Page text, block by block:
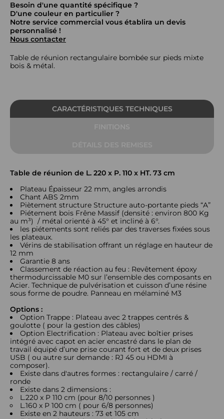
Besoin d'une quantité spécifique ?
D'une couleur en particulier ?
Notre service commercial vous établira un devis
personnalisé !
Nous contacter
Table de réunion rectangulaire bombée sur pieds mixte
bois & métal.
CARACTÉRISTIQUES TECHNIQUES
Table de réunion de L. 220 x P. 110 x HT. 73 cm
Plateau Épaisseur 22 mm, angles arrondis
Chant ABS 2mm
Piètement structure Structure auto-portante pieds “A”
Piétement bois Frêne Massif (densité : environ 800 Kg
au m³) / métal orienté à 45° et incliné à 6°.
les piétements sont reliés par des traverses fixées sous
les plateaux.
Vérins de stabilisation offrant un réglage en hauteur de
12 mm
Garantie 8 ans
Classement de réaction au feu : Revêtement époxy
thermodurcissable M0 sur l’ensemble des composants en
Acier. Technique de pulvérisation et cuisson d’une résine
sous forme de poudre. Panneau en mélaminé M3
Options :
Option Trappe : Plateau avec 2 trappes centrés &
goulotte ( pour la gestion des câbles)
Option Electrification : Plateau avec boîtier prises
intégré avec capot en acier encastré dans le plan de
travail équipé d’une prise courant fort et de deux prises
USB ( ou autre sur demande : RJ 45 ou HDMI à
composer).
Existe dans d'autres formes : rectangulaire / carré /
ronde
Existe dans 2 dimensions :
L.220 x P 110 cm (pour 8/10 personnes )
L.160 x P 100 cm ( pour 6/8 personnes)
Existe en 2 hauteurs : 73 et 105 cm